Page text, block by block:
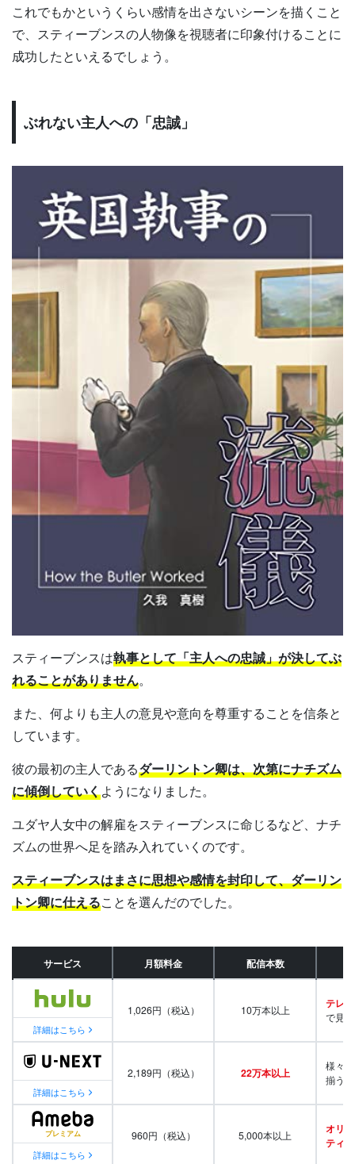
これでもかというくらい感情を出さないシーンを描くこと
で、スティーブンスの人物像を視聴者に印象付けることに
成功したといえるでしょう。
ぶれない主人への「忠誠」
スティーブンスは執事として「主人への忠誠」が決してぶ
れることがありません。
また、何よりも主人の意見や意向を尊重することを信条と
しています。
彼の最初の主人であるダーリントン卿は、次第にナチズム
に傾倒していくようになりました。
ユダヤ人女中の解雇をスティーブンスに命じるなど、ナチ
ズムの世界へ足を踏み入れていくのです。
スティーブンスはまさに思想や感情を封印して、ダーリン
トン卿に仕えることを選んだのでした。
サービス 月額料金 配信本数
詳細はこちら
1,026円（税込） 10万本以上 テレビ
で見
詳細はこちら
2,189円（税込） 22万本以上
様々
揃う
詳細はこちら
960円（税込） 5,000本以上
オリ
ティ